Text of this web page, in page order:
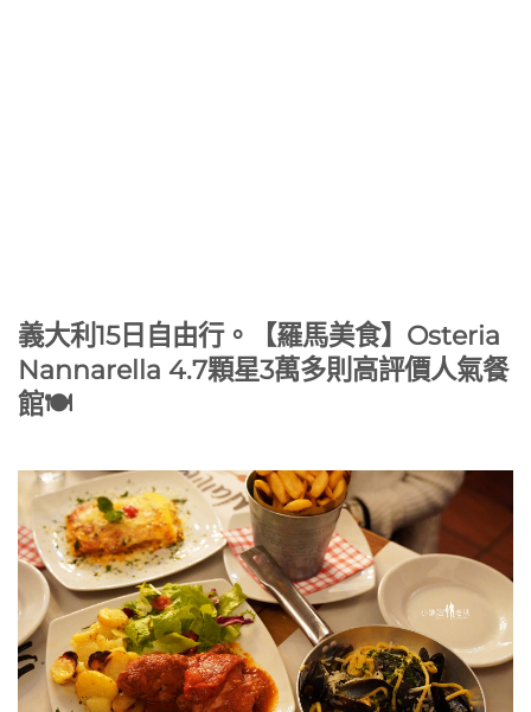
義大利15日自由行。【羅馬美食】Osteria
Nannarella 4.7顆星3萬多則高評價人氣餐
館🍽️